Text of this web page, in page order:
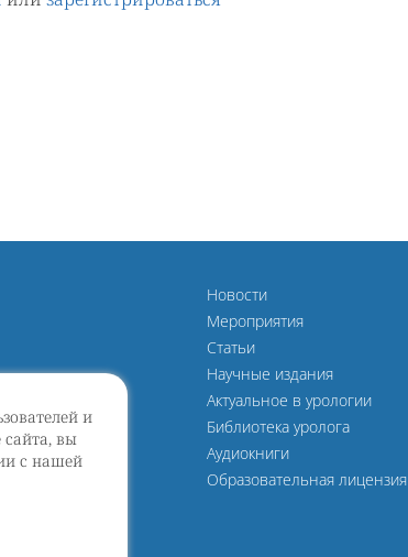
и
вы
с нашей
Новости
Мероприятия
Статьи
Научные издания
Актуальное в урологии
Библиотека уролога
Аудиокниги
Образовательная лицензия